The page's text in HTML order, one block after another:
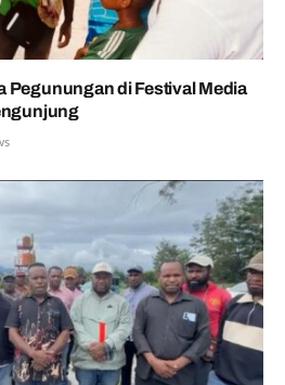
Pegunungan di Festival Media